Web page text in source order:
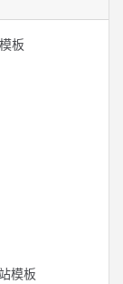
板
模板